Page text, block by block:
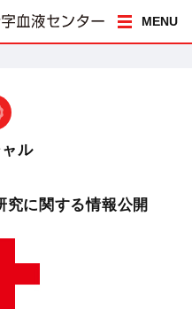
MENU
ル
究に関する情報公開